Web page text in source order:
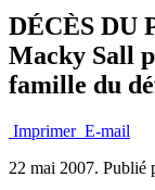
DÉCÈS DU
Macky Sall
famille du
Imprimer E-mail
22 mai 2007. Publié